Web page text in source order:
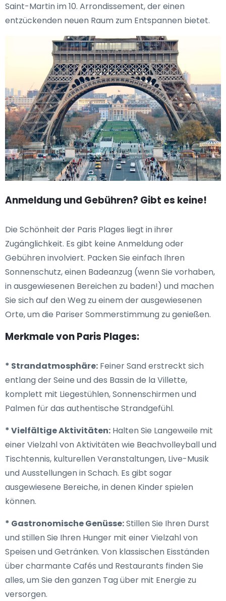
Saint-Martin im 10. Arrondissement, der einen
entzückenden neuen Raum zum Entspannen bietet.
Anmeldung und Gebühren? Gibt es keine!
Die Schönheit der Paris Plages liegt in ihrer
Zugänglichkeit. Es gibt keine Anmeldung oder
Gebühren involviert. Packen Sie einfach Ihren
Sonnenschutz, einen Badeanzug (wenn Sie vorhaben,
in ausgewiesenen Bereichen zu baden!) und machen
Sie sich auf den Weg zu einem der ausgewiesenen
Orte, um die Pariser Sommerstimmung zu genießen.
Merkmale von Paris Plages:
* Strandatmosphäre: Feiner Sand erstreckt sich
entlang der Seine und des Bassin de la Villette,
komplett mit Liegestühlen, Sonnenschirmen und
Palmen für das authentische Strandgefühl.
* Vielfältige Aktivitäten: Halten Sie Langeweile mit
einer Vielzahl von Aktivitäten wie Beachvolleyball und
Tischtennis, kulturellen Veranstaltungen, Live-Musik
und Ausstellungen in Schach. Es gibt sogar
ausgewiesene Bereiche, in denen Kinder spielen
können.
* Gastronomische Genüsse:Stillen Sie Ihren Durst
und stillen Sie Ihren Hunger mit einer Vielzahl von
Speisen und Getränken. Von klassischen Eisständen
über charmante Cafés und Restaurants finden Sie
alles, um Sie den ganzen Tag über mit Energie zu
versorgen.